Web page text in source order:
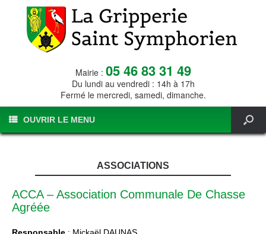
Mairie : 05 46 83 31 49
Du lundi au vendredi : 14h à 17h
Fermé le mercredi, samedi, dimanche.
OUVRIR LE MENU
ASSOCIATIONS
ACCA – Association Communale De Chasse
Agréée